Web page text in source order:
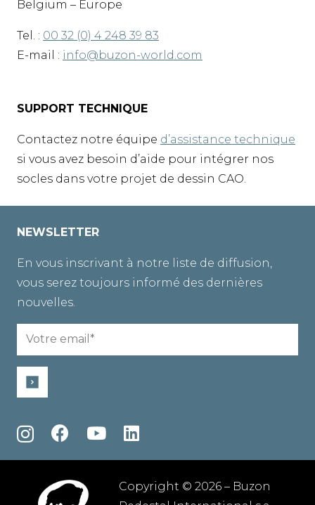
Belgium – Europe
Tel. : 00 32 (0) 4 248 39 83
E-mail : info@buzon-world.com
SUPPORT TECHNIQUE
Contactez notre équipe d’assistance technique
si vous avez besoin d’aide pour intégrer nos
socles dans votre projet de dessin CAO.
NEWSLETTER
En vous inscrivant à notre liste de diffusion,
vous serez toujours informé des dernières
nouvelles.
Email
Copyright © 2026 – Buzon